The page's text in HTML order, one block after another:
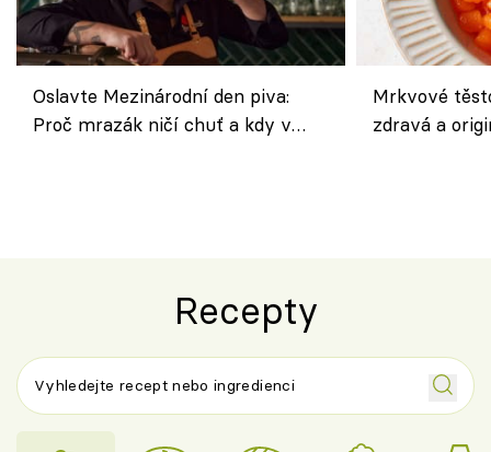
Oslavte Mezinárodní den piva:
Proč mrazák ničí chuť a kdy v
Mrkvové
zdravá a
Recepty